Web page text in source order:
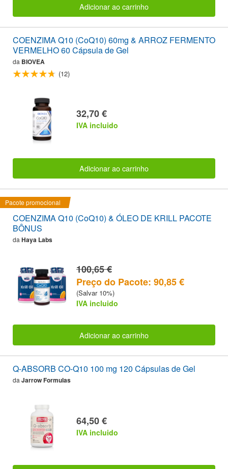
Adicionar ao carrinho
COENZIMA Q10 (CoQ10) 60mg & ARROZ FERMENTO
VERMELHO 60 Cápsula de Gel
da BIOVEA
(12)
32,70 €
IVA incluido
Adicionar ao carrinho
Pacote promocional
COENZIMA Q10 (CoQ10) & ÓLEO DE KRILL PACOTE
BÔNUS
da Haya Labs
100,65 €
Preço do Pacote: 90,85 €
(Salvar 10%)
IVA incluido
Adicionar ao carrinho
Q-ABSORB CO-Q10 100 mg 120 Cápsulas de Gel
da Jarrow Formulas
64,50 €
IVA incluido